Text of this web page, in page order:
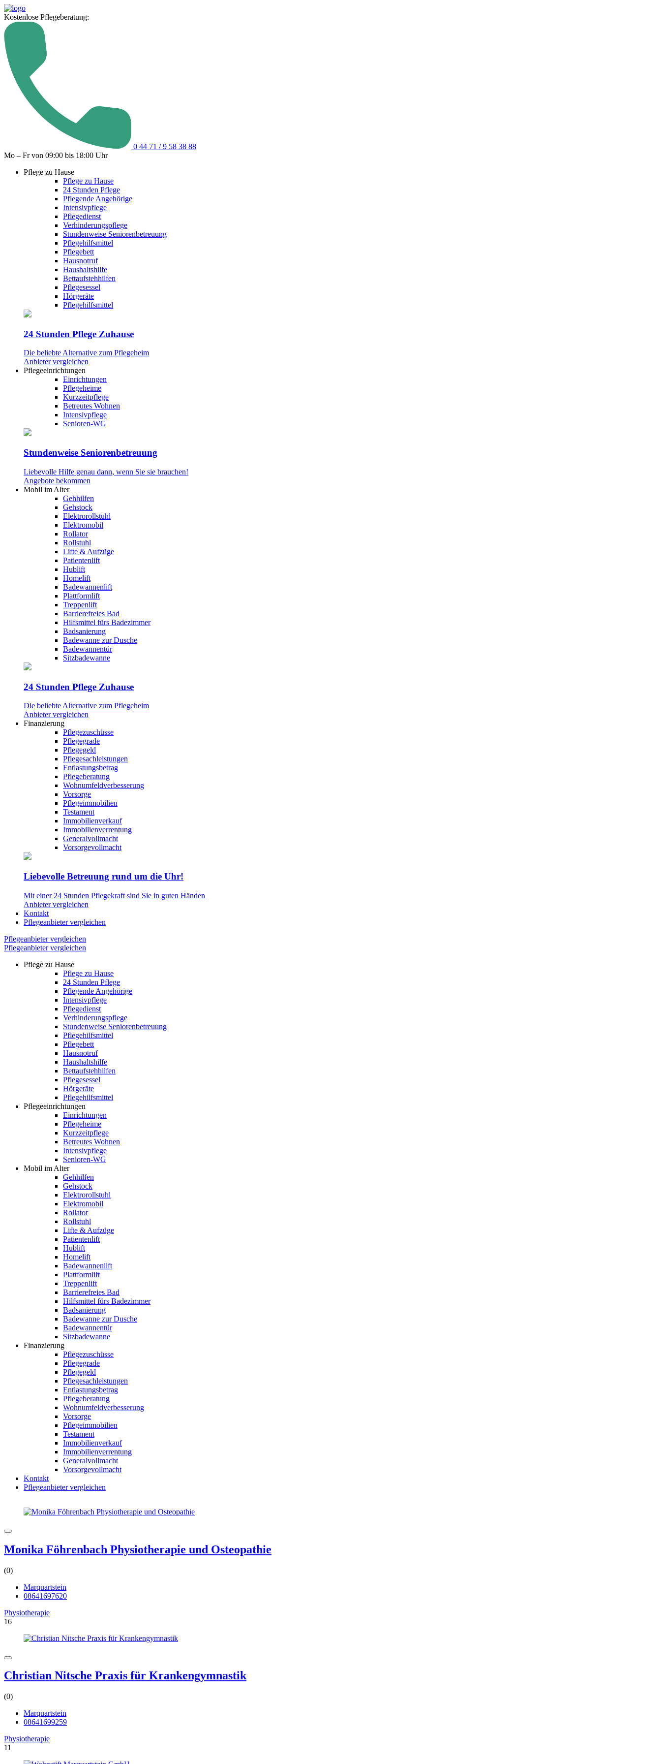
Kostenlose Pflegeberatung:
0 44 71 / 9 58 38 88
Mo – Fr von 09:00 bis 18:00 Uhr
Pflege zu Hause
Pflege zu Hause
24 Stunden Pflege
Pflegende Angehörige
Intensivpflege
Pflegedienst
Verhinderungspflege
Stundenweise Seniorenbetreuung
Pflegehilfsmittel
Pflegebett
Hausnotruf
Haushaltshilfe
Bettaufstehhilfen
Pflegesessel
Hörgeräte
Pflegehilfsmittel
24 Stunden Pflege Zuhause
Die beliebte Alternative zum Pflegeheim
Anbieter vergleichen
Pflegeeinrichtungen
Einrichtungen
Pflegeheime
Kurzzeitpflege
Betreutes Wohnen
Intensivpflege
Senioren-WG
Stundenweise Seniorenbetreuung
Liebevolle Hilfe genau dann, wenn Sie sie brauchen!
Angebote bekommen
Mobil im Alter
Gehhilfen
Gehstock
Elektrorollstuhl
Elektromobil
Rollator
Rollstuhl
Lifte & Aufzüge
Patientenlift
Hublift
Homelift
Badewannenlift
Plattformlift
Treppenlift
Barrierefreies Bad
Hilfsmittel fürs Badezimmer
Badsanierung
Badewanne zur Dusche
Badewannentür
Sitzbadewanne
24 Stunden Pflege Zuhause
Die beliebte Alternative zum Pflegeheim
Anbieter vergleichen
Finanzierung
Pflegezuschüsse
Pflegegrade
Pflegegeld
Pflegesachleistungen
Entlastungsbetrag
Pflegeberatung
Wohnumfeldverbesserung
Vorsorge
Pflegeimmobilien
Testament
Immobilienverkauf
Immobilienverrentung
Generalvollmacht
Vorsorgevollmacht
Liebevolle Betreuung rund um die Uhr!
Mit einer 24 Stunden Pflegekraft sind Sie in guten Händen
Anbieter vergleichen
Kontakt
Pflegeanbieter vergleichen
Pflegeanbieter vergleichen
Pflegeanbieter vergleichen
Pflege zu Hause
Pflege zu Hause
24 Stunden Pflege
Pflegende Angehörige
Intensivpflege
Pflegedienst
Verhinderungspflege
Stundenweise Seniorenbetreuung
Pflegehilfsmittel
Pflegebett
Hausnotruf
Haushaltshilfe
Bettaufstehhilfen
Pflegesessel
Hörgeräte
Pflegehilfsmittel
Pflegeeinrichtungen
Einrichtungen
Pflegeheime
Kurzzeitpflege
Betreutes Wohnen
Intensivpflege
Senioren-WG
Mobil im Alter
Gehhilfen
Gehstock
Elektrorollstuhl
Elektromobil
Rollator
Rollstuhl
Lifte & Aufzüge
Patientenlift
Hublift
Homelift
Badewannenlift
Plattformlift
Treppenlift
Barrierefreies Bad
Hilfsmittel fürs Badezimmer
Badsanierung
Badewanne zur Dusche
Badewannentür
Sitzbadewanne
Finanzierung
Pflegezuschüsse
Pflegegrade
Pflegegeld
Pflegesachleistungen
Entlastungsbetrag
Pflegeberatung
Wohnumfeldverbesserung
Vorsorge
Pflegeimmobilien
Testament
Immobilienverkauf
Immobilienverrentung
Generalvollmacht
Vorsorgevollmacht
Kontakt
Pflegeanbieter vergleichen
Monika Föhrenbach Physiotherapie und Osteopathie
(0)
Marquartstein
08641697620
Physiotherapie
16
Christian Nitsche Praxis für Krankengymnastik
(0)
Marquartstein
08641699259
Physiotherapie
11